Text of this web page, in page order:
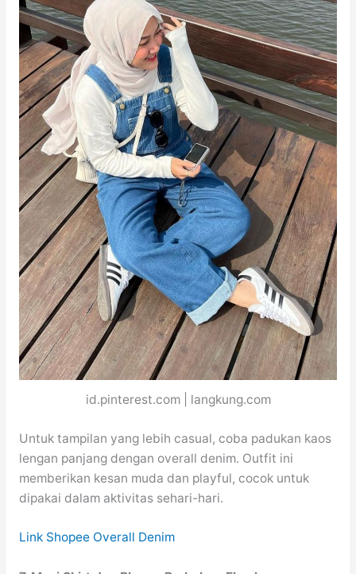
id.pinterest.com | langkung.com
Untuk tampilan yang lebih casual, coba padukan kaos
lengan panjang dengan overall denim. Outfit ini
memberikan kesan muda dan playful, cocok untuk
dipakai dalam aktivitas sehari-hari.
Link Shopee Overall Denim